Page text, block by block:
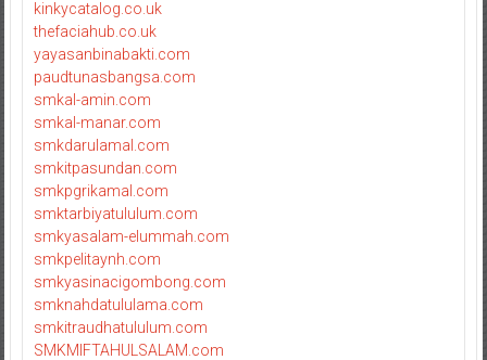
kinkycatalog.co.uk
thefaciahub.co.uk
yayasanbinabakti.com
paudtunasbangsa.com
smkal-amin.com
smkal-manar.com
smkdarulamal.com
smkitpasundan.com
smkpgrikamal.com
smktarbiyatululum.com
smkyasalam-elummah.com
smkpelitaynh.com
smkyasinacigombong.com
smknahdatululama.com
smkitraudhatululum.com
SMKMIFTAHULSALAM.com